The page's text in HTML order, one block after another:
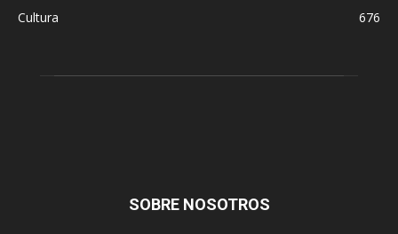
Cultura
676
SOBRE NOSOTROS